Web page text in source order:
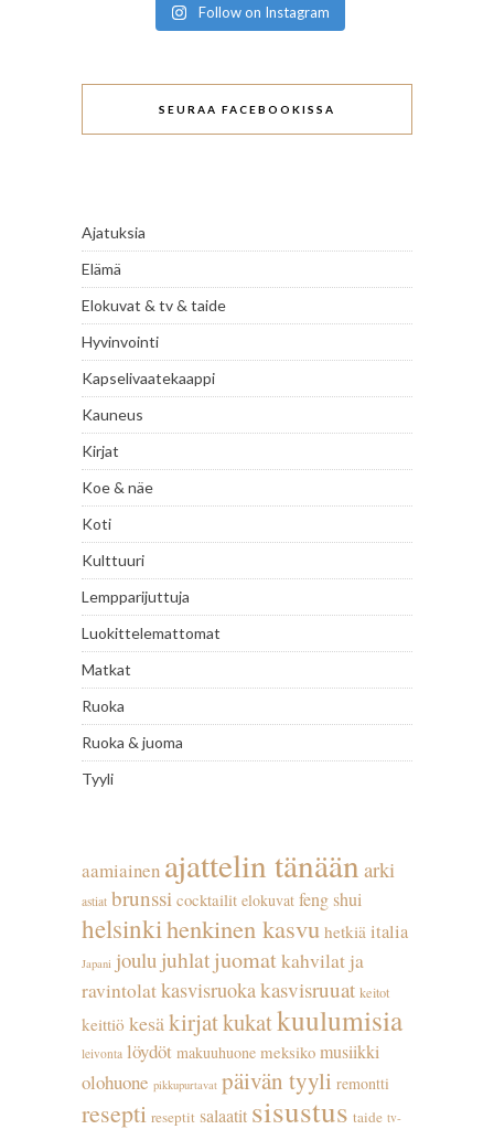
Follow on Instagram
SEURAA FACEBOOKISSA
Ajatuksia
Elämä
Elokuvat & tv & taide
Hyvinvointi
Kapselivaatekaappi
Kauneus
Kirjat
Koe & näe
Koti
Kulttuuri
Lempparijuttuja
Luokittelemattomat
Matkat
Ruoka
Ruoka & juoma
Tyyli
aamiainen ajattelin tänään arki
astiat brunssi cocktailit elokuvat feng shui
helsinkihenkinen kasvu hetkiä italia
Japani joulu juhlatjuomatkahvilat ja
ravintolatkasvisruokakasvisruuat keitot
keittiö kesä kirjatkukatkuulumisia
leivonta löydöt makuuhuone meksiko musiikki
olohuone pikkupurtavat päivän tyyli remontti
resepti reseptit salaatit sisustus taide tv-